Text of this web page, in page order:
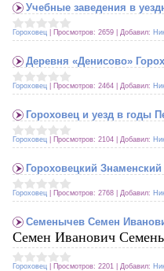
Учебные заведения в
Гороховец Просмотров: 2659 Добавил:
Деревня «Денисово»
Гороховец Просмотров: 2464 Добавил:
Гороховец и уезд в годы
Гороховец Просмотров: 2104 Добавил:
Гороховецкий
Гороховец Просмотров: 2768 Добавил:
Семенычев Семен
Семен Иванович
Гороховец Просмотров: 2201 Добавил: